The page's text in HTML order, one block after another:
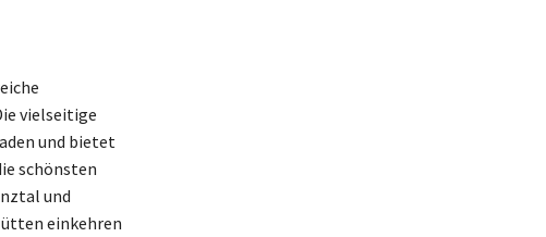
vielseitige
und bietet
schönsten
und
einkehren